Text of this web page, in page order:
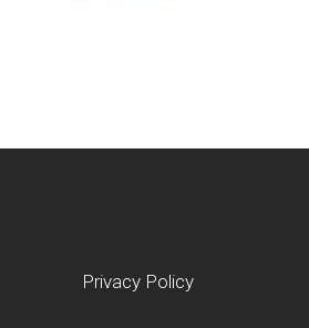
Privacy Policy